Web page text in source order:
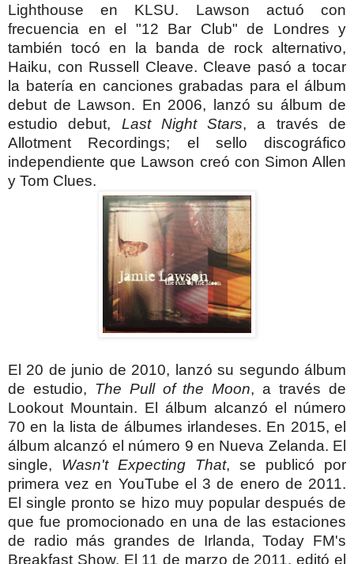
Lighthouse en KLSU. Lawson actuó con
frecuencia en el "12 Bar Club" de Londres y
también tocó en la banda de rock alternativo,
Haiku, con Russell Cleave. Cleave pasó a tocar
la batería en canciones grabadas para el álbum
debut de Lawson. En 2006, lanzó su álbum de
estudio debut, Last Night Stars, a través de
Allotment Recordings; el sello discográfico
independiente que Lawson creó con Simon Allen
y Tom Clues.
El 20 de junio de 2010, lanzó su segundo álbum
de estudio, The Pull of the Moon, a través de
Lookout Mountain. El álbum alcanzó el número
70 en la lista de álbumes irlandeses. En 2015, el
álbum alcanzó el número 9 en Nueva Zelanda. El
single, Wasn't Expecting That, se publicó por
primera vez en YouTube el 3 de enero de 2011.
El single pronto se hizo muy popular después de
que fue promocionado en una de las estaciones
de radio más grandes de Irlanda, Today FM's
Breakfast Show. El 11 de marzo de 2011, editó el